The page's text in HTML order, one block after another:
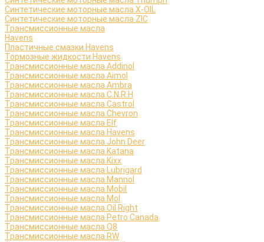
Синтетические моторные масла X-OIL
Синтетические моторные масла ZIC
Трансмиссионные масла
Havens
Пластичные смазки Havens
Тормозные жидкости Havens
Трансмиссионные масла Addinol
Трансмиссионные масла Aimol
Трансмиссионные масла Ambra
Трансмиссионные масла C.N.R.H
Трансмиссионные масла Castrol
Трансмиссионные масла Chevron
Трансмиссионные масла Elf
Трансмиссионные масла Havens
Трансмиссионные масла John Deer
Трансмиссионные масла Katana
Трансмиссионные масла Kixx
Трансмиссионные масла Lubrigard
Трансмиссионные масла Mannol
Трансмиссионные масла Mobil
Трансмиссионные масла Mol
Трансмиссионные масла Oil Right
Трансмиссионные масла Petro Canada
Трансмиссионные масла Q8
Трансмиссионные масла RW